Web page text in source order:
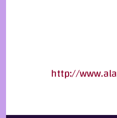
http://